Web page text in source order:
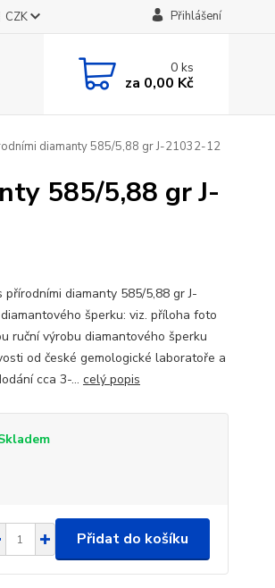
CZK Přihlášení
0ks
za 0,00 Kč
diamanty 585/5,88 gr J-21032-12
585/5,88 gr J-
diamanty 585/5,88 gr J-
šperku: viz. příloha foto
ruční výrobu diamantového šperku
od české gemologické laboratoře a
cca 3-... celý popis
Přidat do košíku